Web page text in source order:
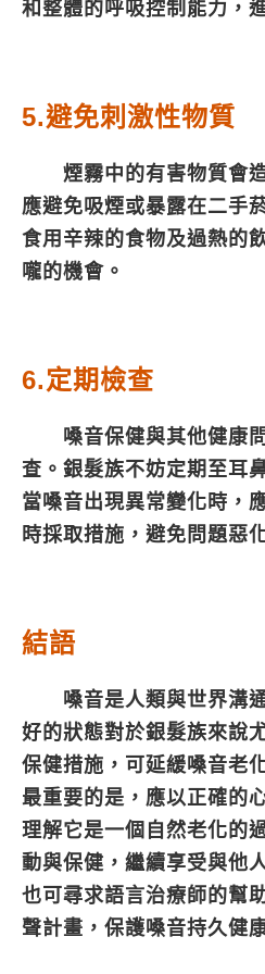
和整體的呼吸控制能力，
5.避免刺激性物質
煙霧中的有害物質會造
應避免吸煙或暴露在二手
食用辛辣的食物及過熱的
嚨的機會。
6.定期檢查
嗓音保健與其他健康問
查。銀髮族不妨定期至耳
當嗓音出現異常變化時，
時採取措施，避免問題惡
結語
嗓音是人類與世界溝通
好的狀態對於銀髮族來說
保健措施，可延緩嗓音老
最重要的是，應以正確的
理解它是一個自然老化的
動與保健，繼續享受與他
也可尋求語言治療師的幫
聲計畫，保護嗓音持久健